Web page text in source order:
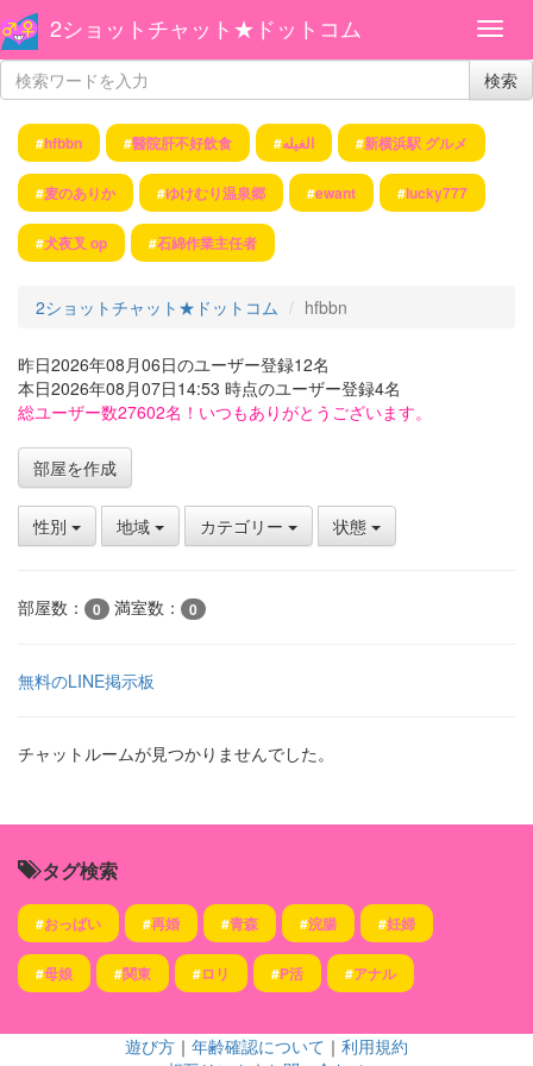
2ショットチャット★ドットコム
検索
#h​f​bbn #醫院肝不好飲食 #الغيله #新横浜駅 グルメ
#麦のありか #ゆけむり温泉郷 #ewant #lucky777
#犬夜叉 op #石綿作業主任者
2ショットチャット★ドットコム h​f​bbn
昨日2026年08月06日のユーザー登録12名
本日2026年08月07日14:53 時点のユーザー登録4名
総ユーザー数27602名！いつもありがとうございます。
部屋を作成
性別 地域 カテゴリー 状態
部屋数： 0 満室数： 0
無料のLINE掲示板
チャットルームが見つかりませんでした。
タグ検索
#おっぱい #再婚 #青森 #浣腸 #妊婦
#母娘 #関東 #ロリ #P活 #アナル
遊び方 ｜ 年齢確認について ｜ 利用規約